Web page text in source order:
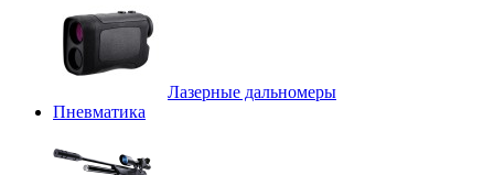
Лазерные дальномеры
Пневматика